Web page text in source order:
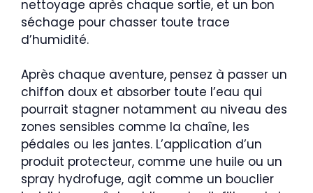
nettoyage après chaque sortie, et un bon
séchage pour chasser toute trace
d’humidité.
Après chaque aventure, pensez à passer un
chiffon doux et absorber toute l’eau qui
pourrait stagner notamment au niveau des
zones sensibles comme la chaîne, les
pédales ou les jantes. L’application d’un
produit protecteur, comme une huile ou un
spray hydrofuge, agit comme un bouclier